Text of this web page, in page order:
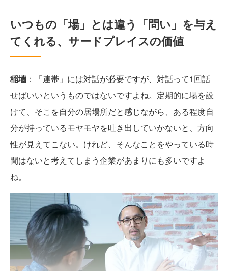
いつもの「場」とは違う「問い」を与え
てくれる、サードプレイスの価値
稲墻 ：「連帯」には対話が必要ですが、対話って1回話
せばいいというものではないですよね。定期的に場を設
けて、そこを自分の居場所だと感じながら、ある程度自
分が持っているモヤモヤを吐き出していかないと、方向
性が見えてこない。けれど、そんなことをやっている時
間はないと考えてしまう企業があまりにも多いですよ
ね。